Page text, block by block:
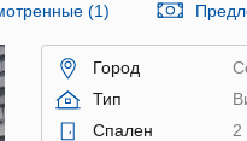
(1)
Город
Тип
Спален
2